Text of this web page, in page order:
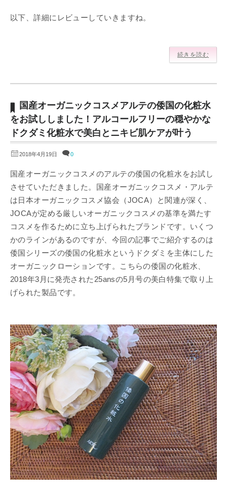
以下、詳細にレビューしていきますね。
続きを読む
国産オーガニックコスメアルテの倭国の化粧水
をお試ししました！アルコールフリーの穏やかな
ドクダミ化粧水で美白とニキビ肌ケアが叶う
2018年4月19日 0
国産オーガニックコスメのアルテの倭国の化粧水をお試し
させていただきました。国産オーガニックコスメ・アルテ
は日本オーガニックコスメ協会（JOCA）と関連が深く、
JOCAが定める厳しいオーガニックコスメの基準を満たす
コスメを作るために立ち上げられたブランドです。いくつ
かのラインがあるのですが、今回の記事でご紹介するのは
倭国シリーズの倭国の化粧水というドクダミを主体にした
オーガニックローションです。こちらの倭国の化粧水、
2018年3月に発売された25ansの5月号の美白特集で取り上
げられた製品です。